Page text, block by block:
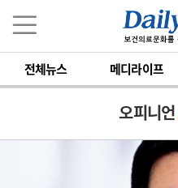
전체뉴스 메디라이프
오피니언